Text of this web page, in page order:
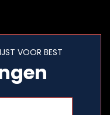
VOOR BEST